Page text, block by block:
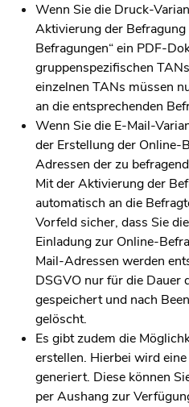
Wenn Sie die Druck-
Aktivierung der Befragung
Befragungen“ ein PDF-
gruppenspezifischen
einzelnen TANs müssen
an die entsprechenden
Wenn Sie die E-Mail-
der Erstellung der Online-
Adressen der zu
Mit der Aktivierung der
automatisch an die
Vorfeld sicher, dass Sie
Einladung zur Online-
Mail-Adressen werden
DSGVO nur für die Dauer
gespeichert und nach
gelöscht.
Es gibt zudem die
erstellen. Hierbei wird
generiert. Diese können
per Aushang zur